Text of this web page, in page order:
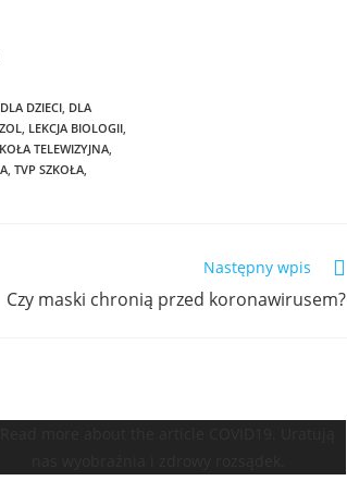
DLA DZIECI DLA
LEKCJA BIOLOGII
TELEWIZYJNA
TVP SZKOŁA
Następny wpis
Czy maski chronią przed koronawirusem?